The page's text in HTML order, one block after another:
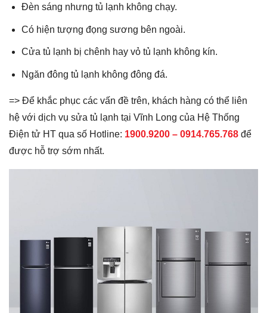
Đèn sáng nhưng tủ lạnh không chạy.
Có hiện tượng đọng sương bên ngoài.
Cửa tủ lạnh bị chênh hay vỏ tủ lạnh không kín.
Ngăn đông tủ lạnh không đông đá.
=> Để khắc phục các vấn đề trên, khách hàng có thể liên
hệ với dịch vụ sửa tủ lạnh tại Vĩnh Long của Hệ Thống
Điện tử HT qua số Hotline: 1900.9200 – 0914.765.768 để
được hỗ trợ sớm nhất.